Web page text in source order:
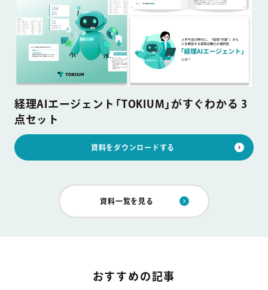
経理AIエージェント「TOKIUM」がすぐわかる 3
点セット
資料をダウンロードする
資料一覧を見る
おすすめの記事